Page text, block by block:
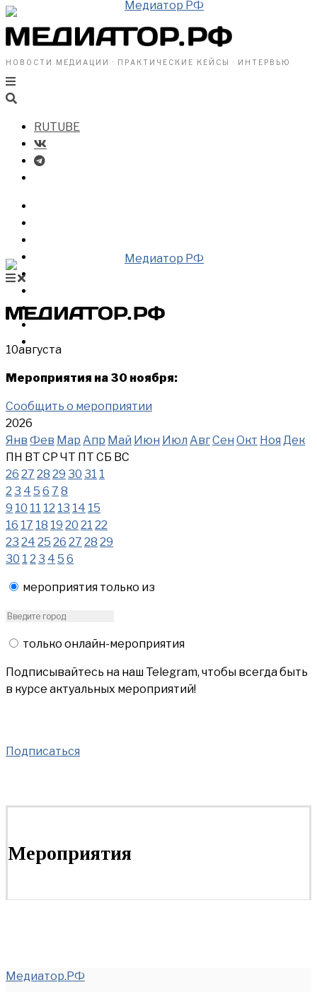
НОВОСТИ МЕДИАЦИИ · ПРАКТИЧЕСКИЕ КЕЙСЫ · ИНТЕРВЬЮ
RUTUBE
ВИДЕО
10августа
Мероприятия на 30 ноября:
Сообщить о мероприятии
2026
Янв Фев Мар Апр Май Июн Июл АвгСен Окт Ноя Дек
ПН ВТ СР ЧТ ПТ СБ ВС
26 27 28 29 30 31 1
2 3 4 5 6 7 8
9 10 11 12 13 14 15
16 17 18 19 20 21 22
23 24 25 26 27 28 29
30 1 2 3 4 5 6
мероприятия только из
только онлайн-мероприятия
Подписывайтесь на наш Telegram, чтобы всегда быть
в курсе актуальных мероприятий!
Подписаться
Мероприятия
Медиатор.РФ